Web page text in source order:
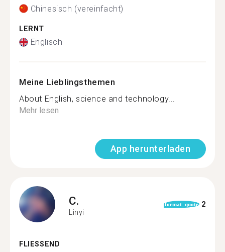
Chinesisch (vereinfacht)
LERNT
Englisch
Meine Lieblingsthemen
About English, science and technology...
Mehr lesen
App herunterladen
C.
Linyi
format_quote 2
FLIESSEND